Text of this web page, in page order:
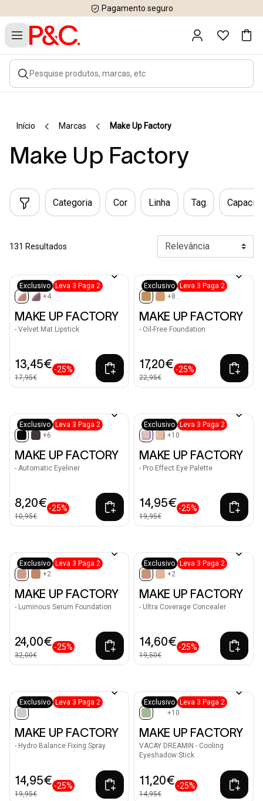
Pagamento seguro
Início Marcas Make Up Factory
Make Up Factory
Categoria Cor Linha Tag
131 Resultados
Exclusivo Leva 3 Paga 2
selected
+4
MAKE UP FACTORY
- Velvet Mat Lipstick
13,45€
17,95€
-25%
Exclusivo Leva 3 Paga 2
selected
+8
MAKE UP FACTORY
- Oil-Free Foundation
17,20€
22,95€
-25%
Exclusivo Leva 3 Paga 2
selected
+6
MAKE UP FACTORY
- Automatic Eyeliner
8,20€
10,95€
-25%
Exclusivo Leva 3 Paga 2
selected
+10
MAKE UP FACTORY
- Pro Effect Eye Palette
14,95€
19,95€
-25%
Exclusivo Leva 3 Paga 2
selected
+2
MAKE UP FACTORY
- Luminous Serum Foundation
24,00€
32,00€
-25%
Exclusivo Leva 3 Paga 2
selected
+2
MAKE UP FACTORY
- Ultra Coverage Concealer
14,60€
19,50€
-25%
Exclusivo Leva 3 Paga 2
selected
MAKE UP FACTORY
- Hydro Balance Fixing Spray
14,95€
19,95€
-25%
Exclusivo Leva 3 Paga 2
selected
+10
MAKE UP FACTORY
VACAY DREAMIN - Cooling
Eyeshadow Stick
11,20€
14,95€
-25%